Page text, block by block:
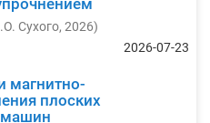
Сухого, 2026)
2026-07-23
магнитно-
плоских
машин